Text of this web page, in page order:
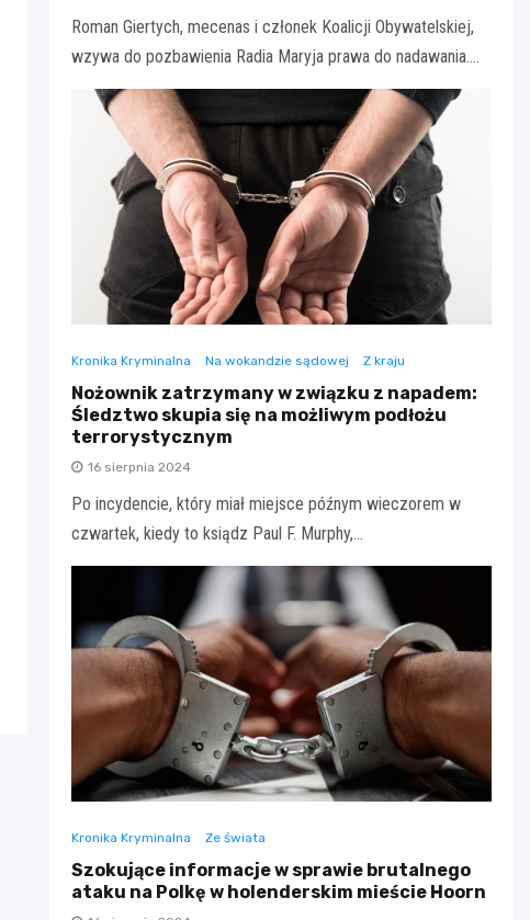
Roman Giertych, mecenas i członek Koalicji Obywatelskiej,
wzywa do pozbawienia Radia Maryja prawa do nadawania.…
Kronika Kryminalna Na wokandzie sądowej Z kraju
Nożownik zatrzymany w związku z napadem:
Śledztwo skupia się na możliwym podłożu
terrorystycznym
16 sierpnia 2024
Po incydencie, który miał miejsce późnym wieczorem w
czwartek, kiedy to ksiądz Paul F. Murphy,…
Kronika Kryminalna Ze świata
Szokujące informacje w sprawie brutalnego
ataku na Polkę w holenderskim mieście Hoorn